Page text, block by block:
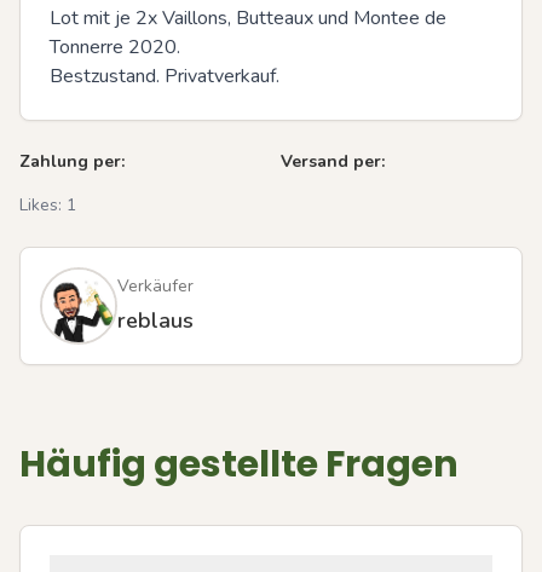
Lot mit je 2x Vaillons, Butteaux und Montee de
Tonnerre 2020.
Bestzustand. Privatverkauf.
Zahlung per:
Versand per:
Likes: 1
Verkäufer
reblaus
Häufig gestellte Fragen